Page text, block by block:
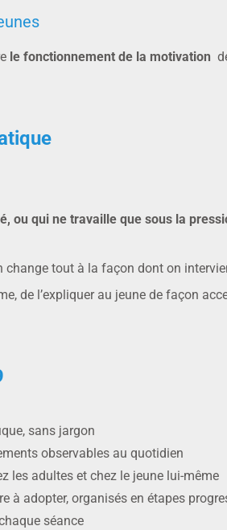
le fonctionnement de la motivation
ou qui ne travaille que sous la
change tout à la façon dont on
de l’expliquer au jeune de façon
sans jargon
observables au quotidien
les adultes et chez le jeune lui-même
à adopter, organisés en étapes
séance